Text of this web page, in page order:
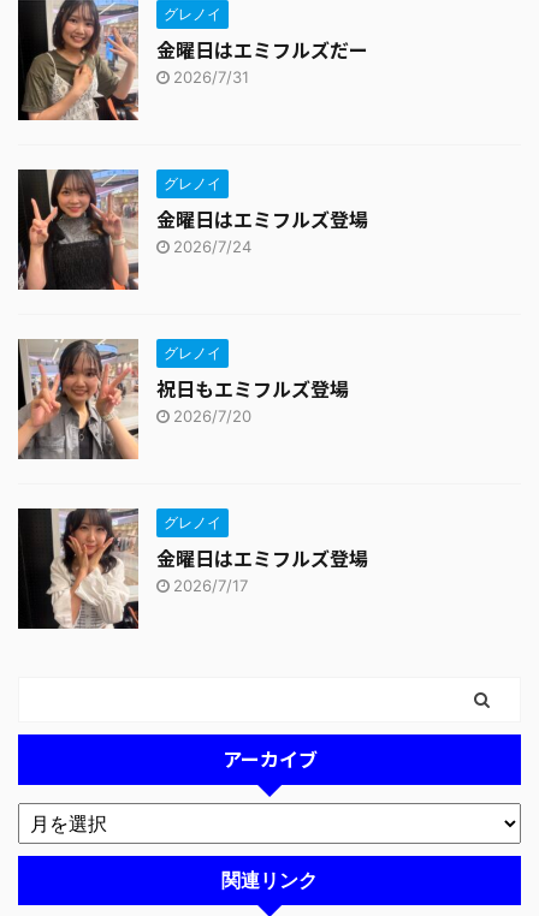
グレノイ
金曜日はエミフルズだー
2026/7/31
グレノイ
金曜日はエミフルズ登場
2026/7/24
グレノイ
祝日もエミフルズ登場
2026/7/20
グレノイ
金曜日はエミフルズ登場
2026/7/17
アーカイブ
関連リンク